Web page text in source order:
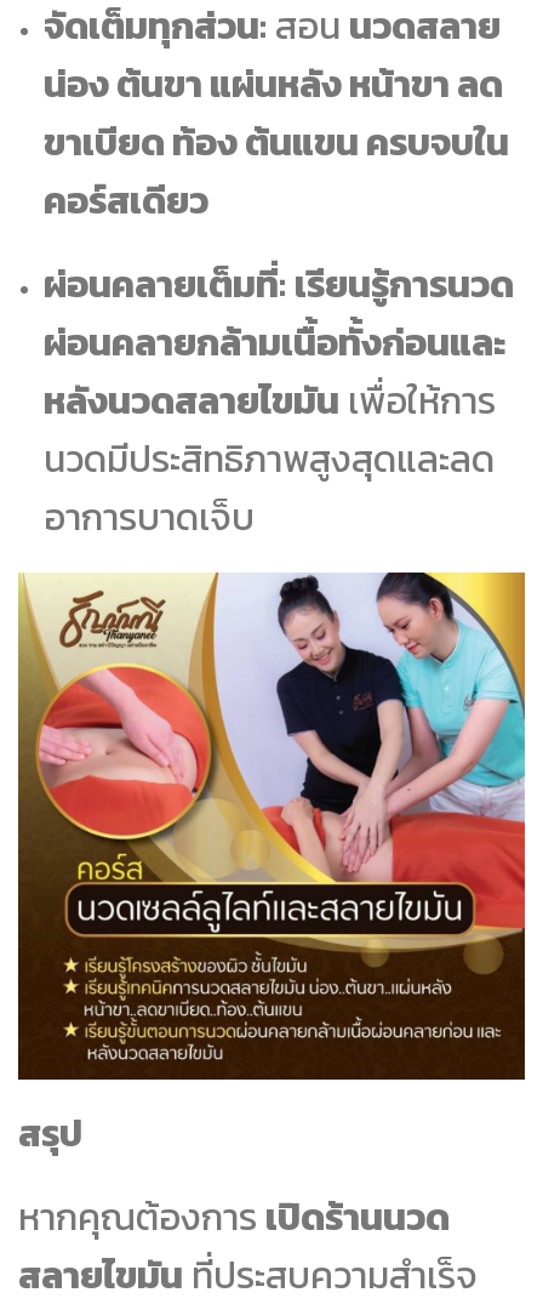
จัดเต็มทุกส่วน: สอน นวดสลาย
น่อง ต้นขา แผ่นหลัง หน้าขา ลด
ขาเบียด ท้อง ต้นแขน ครบจบใน
คอร์สเดียว
ผ่อนคลายเต็มที่: เรียนรู้การนวด
ผ่อนคลายกล้ามเนื้อทั้งก่อนและ
หลังนวดสลายไขมัน เพื่อให้การ
นวดมีประสิทธิภาพสูงสุดและลด
อาการบาดเจ็บ
สรุป
หากคุณต้องการ เปิดร้านนวด
สลายไขมัน ที่ประสบความสำเร็จ